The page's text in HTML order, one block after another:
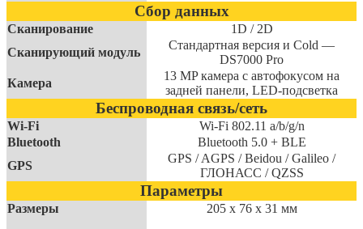
Сбор данных
Сканирование
1D / 2D
Сканирующий модуль
Стандартная версия и Cold —
DS7000 Pro
Камера
13 MP камера с автофокусом на
задней панели, LED-подсветка
Беспроводная связь/сеть
Wi-Fi
Wi-Fi 802.11 a/b/g/n
Bluetooth
Bluetooth 5.0 + ВLE
GPS
GPS / AGPS / Beidou / Galileo /
ГЛОНАСС / QZSS
Параметры
Размеры 205 x 76 x 31 мм